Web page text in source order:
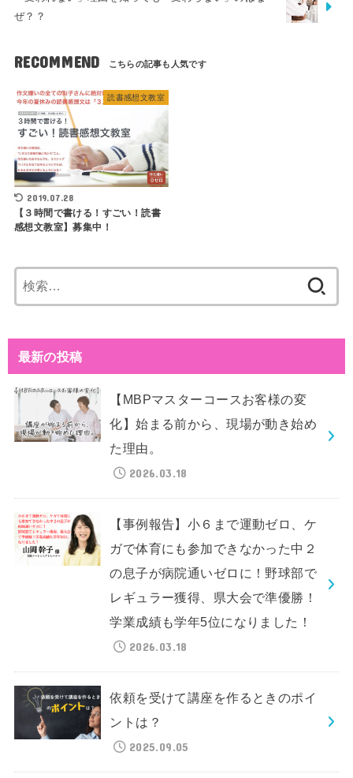
ぜ？？
RECOMMEND
読書感想文教室
2019.07.28
【３時間で書ける！すごい！読書
感想文教室】募集中！
索:
最新の投稿
【MBPマスターコースお客様の変
化】始まる前から、現場が動き始め
た理由。
2026.03.18
【事例報告】小６まで運動ゼロ、ケ
ガで体育にも参加できなかった中２
の息子が病院通いゼロに！野球部で
レギュラー獲得、県大会で準優勝！
学業成績も学年5位になりました！
2026.03.18
依頼を受けて講座を作るときのポイ
ントは？
2025.09.05